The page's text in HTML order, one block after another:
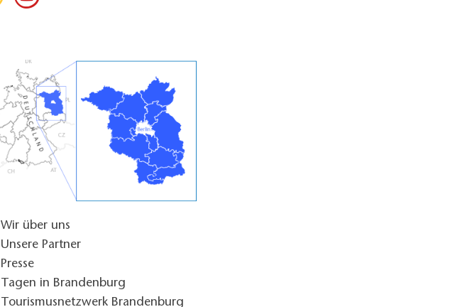
Wir über uns
Unsere Partner
Presse
Tagen in Brandenburg
Tourismusnetzwerk Brandenburg